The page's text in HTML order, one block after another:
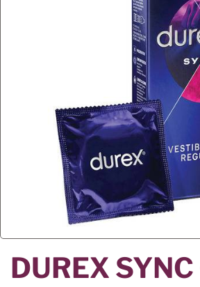
DUREX